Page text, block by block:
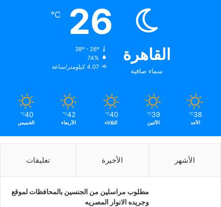
القاهرة
سماء صافية
26
℃
38º - 26º
74%
4.07 كيلومتر/ساعة
38
℃
الأحد
39
℃
الأثنين
40
℃
الثلاثاء
42
℃
الأربعاء
40
℃
الخميس
الأشهر الأخيرة تعليقات
مطلوب مراسلين من الجنسين بالمحافظات لموقع
وجريده الانوار المصريه